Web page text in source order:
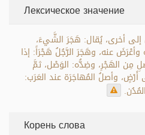
Лексическое значение
إلى أخرى، يُقال: هَجَرَ الشَّيءَ،
وأعْرَضَ عنه، وهَجَرَ الرَّجُلُ هَجْرَاً: إذا
مِن الهَجْرِ، وضِدُّه: الوَصْل، ثمَّ
وأصلُ المُهاجَرَة عند العَرَب:
Корень слова